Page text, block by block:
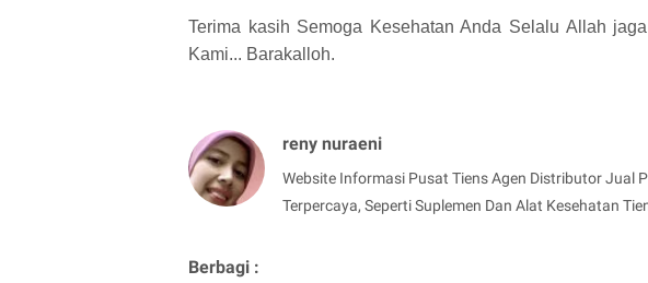
Terima kasih Semoga Kesehatan Anda Selalu Allah
Kami... Barakalloh.
reny nuraeni
Website Informasi Pusat Tiens Agen Distributor Jual
Terpercaya, Seperti Suplemen Dan Alat Kesehatan
Berbagi :